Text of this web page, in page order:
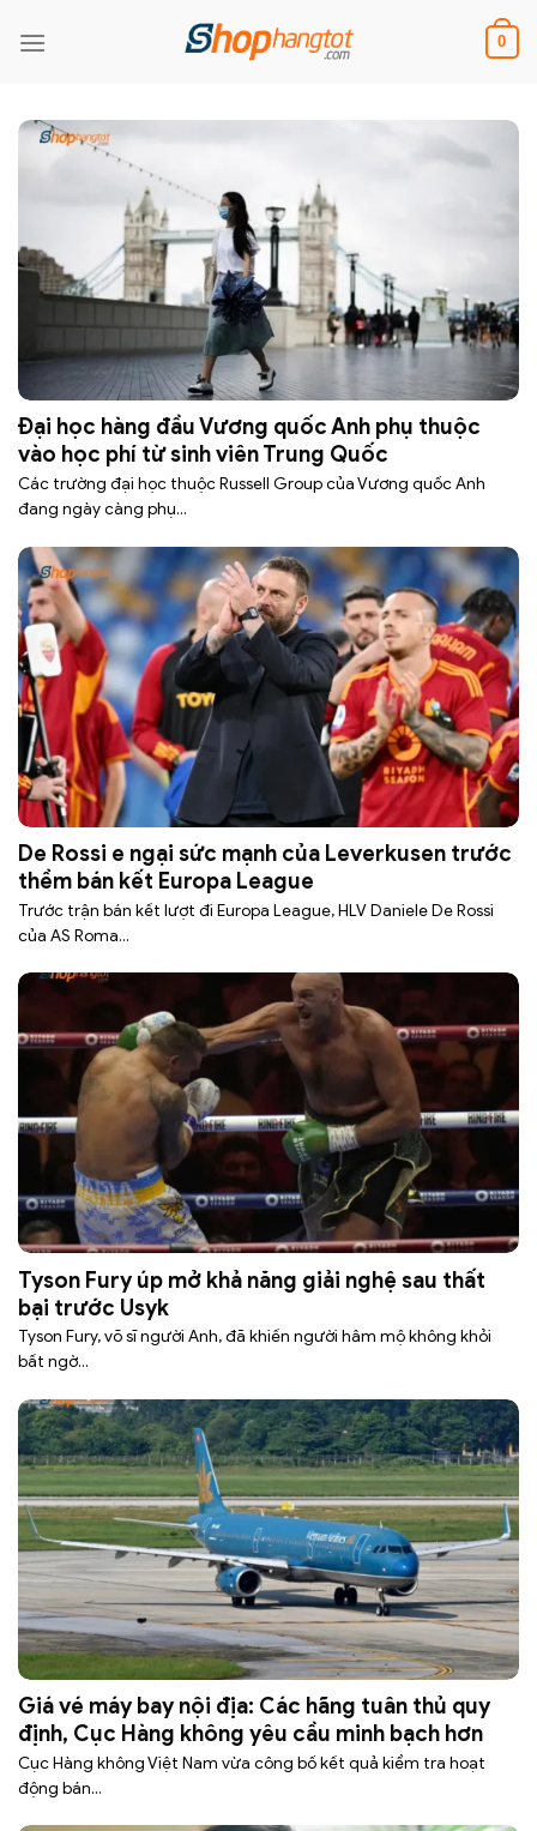
0
Đại học hàng đầu Vương quốc Anh phụ thuộc
vào học phí từ sinh viên Trung Quốc
Các trường đại học thuộc Russell Group của Vương quốc Anh
đang ngày càng phụ...
De Rossi e ngại sức mạnh của Leverkusen trước
thềm bán kết Europa League
Trước trận bán kết lượt đi Europa League, HLV Daniele De Rossi
của AS Roma...
Tyson Fury úp mở khả năng giải nghệ sau thất
bại trước Usyk
Tyson Fury, võ sĩ người Anh, đã khiến người hâm mộ không khỏi
bất ngờ...
Giá vé máy bay nội địa: Các hãng tuân thủ quy
định, Cục Hàng không yêu cầu minh bạch hơn
Cục Hàng không Việt Nam vừa công bố kết quả kiểm tra hoạt
động bán...